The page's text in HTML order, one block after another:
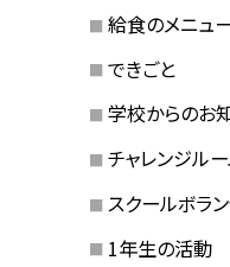
給食のメニュ
できごと
学校からのお
チャレンジル
スクールボラ
1年生の活動